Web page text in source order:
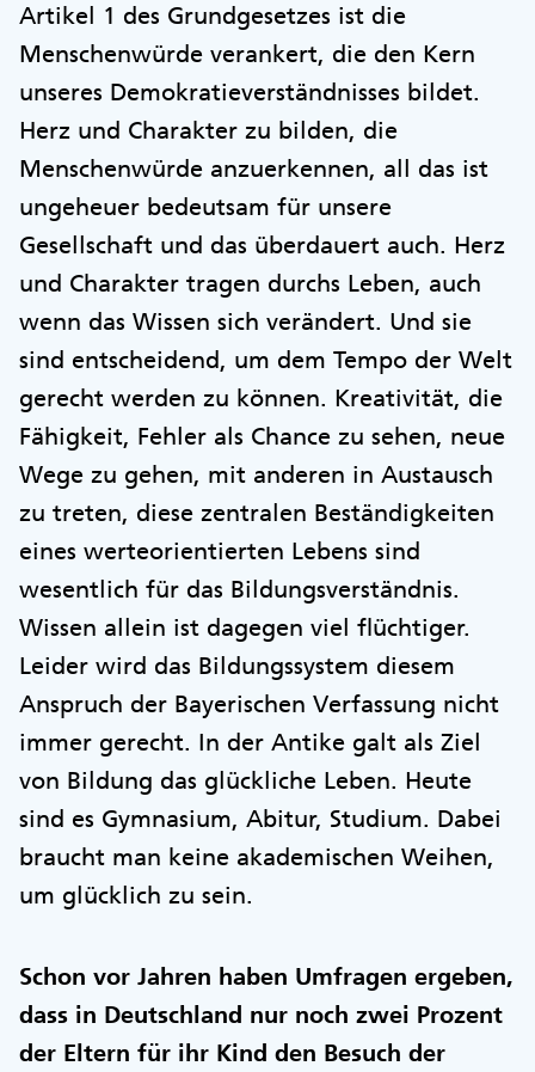
Artikel 1 des Grundgesetzes ist die
Menschenwürde verankert, die den Kern
unseres Demokratieverständnisses bildet.
Herz und Charakter zu bilden, die
Menschenwürde anzuerkennen, all das ist
ungeheuer bedeutsam für unsere
Gesellschaft und das überdauert auch. Herz
und Charakter tragen durchs Leben, auch
wenn das Wissen sich verändert. Und sie
sind entscheidend, um dem Tempo der Welt
gerecht werden zu können. Kreativität, die
Fähigkeit, Fehler als Chance zu sehen, neue
Wege zu gehen, mit anderen in Austausch
zu treten, diese zentralen Beständigkeiten
eines werteorientierten Lebens sind
wesentlich für das Bildungsverständnis.
Wissen allein ist dagegen viel flüchtiger.
Leider wird das Bildungssystem diesem
Anspruch der Bayerischen Verfassung nicht
immer gerecht. In der Antike galt als Ziel
von Bildung das glückliche Leben. Heute
sind es Gymnasium, Abitur, Studium. Dabei
braucht man keine akademischen Weihen,
um glücklich zu sein.
Schon vor Jahren haben Umfragen ergeben,
dass in Deutschland nur noch zwei Prozent
der Eltern für ihr Kind den Besuch der